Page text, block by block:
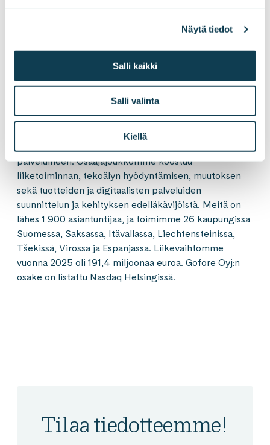
Näytä tiedot
Salli kaikki
Salli valinta
Kiellä
ratkaisutalo. Olemme alan pioneeri, joka yhdistää niin
teknologiset mahdollisuudet ja ihmisten toiminnan
muutokset. Asiantuntijamme auttavat asiakkaitamme
katsomaan rohkeasti tämän päivän ilmitarpeita
pidemmälle. Rakennamme turvallista ja vastuullista
palveluineen. Osaajajoukkomme koostuu
liiketoiminnan, tekoälyn hyödyntämisen, muutoksen
sekä tuotteiden ja digitaalisten palveluiden
suunnittelun ja kehityksen edelläkävijöistä. Meitä on
lähes 1 900 asiantuntijaa, ja toimimme 26 kaupungissa
Suomessa, Saksassa, Itävallassa, Liechtensteinissa,
Tšekissä, Virossa ja Espanjassa. Liikevaihtomme
vuonna 2025 oli 191,4 miljoonaa euroa. Gofore Oyj:n
osake on listattu Nasdaq Helsingissä.
Tilaa tiedotteemme!